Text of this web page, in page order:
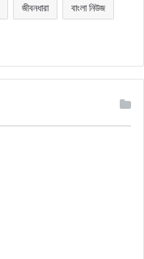
জীবনধারা বাংলা নিউজ